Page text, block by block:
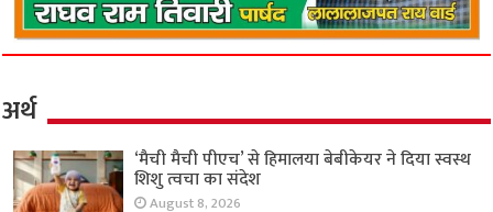
अर्थ
‘मैची मैची पीएच’ से हिमालया बेबीकेयर ने दिया स्वस्थ
शिशु त्वचा का संदेश
August 8, 2026